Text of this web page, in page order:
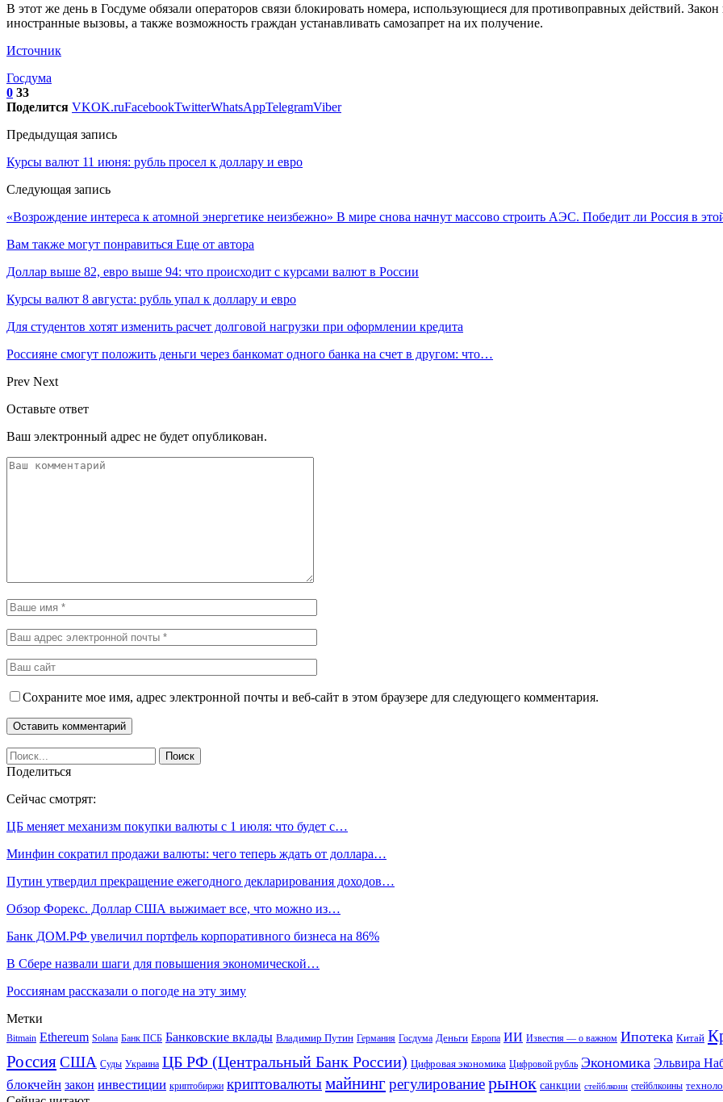
В этот же день в Госдуме обязали операторов связи блокировать номера, использующиеся для противоправных действий. Закон
иностранные вызовы, а также возможность граждан устанавливать самозапрет на их получение.
Источник
Госдума
0 33
Поделится VKOK.ruFacebookTwitterWhatsAppTelegramViber
Предыдущая запись
Курсы валют 11 июня: рубль просел к доллару и евро
Следующая запись
«Возрождение интереса к атомной энергетике неизбежно» В мире снова начнут массово строить АЭС. Победит ли Россия в
Вам также могут понравиться Еще от автора
Доллар выше 82, евро выше 94: что происходит с курсами валют в России
Курсы валют 8 августа: рубль упал к доллару и евро
Для студентов хотят изменить расчет долговой нагрузки при оформлении кредита
Россияне смогут положить деньги через банкомат одного банка на счет в другом: что…
Prev Next
Оставьте ответ
Ваш электронный адрес не будет опубликован.
Сохраните мое имя, адрес электронной почты и веб-сайт в этом браузере для следующего комментария.
Поделиться
Сейчас смотрят:
ЦБ меняет механизм покупки валюты с 1 июля: что будет с…
Минфин сократил продажи валюты: чего теперь ждать от доллара…
Путин утвердил прекращение ежегодного декларирования доходов…
Обзор Форекс. Доллар США выжимает все, что можно из…
Банк ДОМ.РФ увеличил портфель корпоративного бизнеса на 86%
В Сбере назвали шаги для повышения экономической…
Россиянам рассказали о погоде на эту зиму
Метки
Bitmain Ethereum Solana Банк ПСБ Банковские вклады Владимир Путин Германия Госдума Деньги Европа ИИ Известия — о важном Ипотека Китай
РоссияСША Суды Украина ЦБ РФ (Центральный Банк России) Цифровая экономика Цифровой рубль Экономика Эльвира
блокчейн закон инвестиции криптобиржи криптовалютымайнинг регулированиерынок санкции стейблкоин стейблкоины